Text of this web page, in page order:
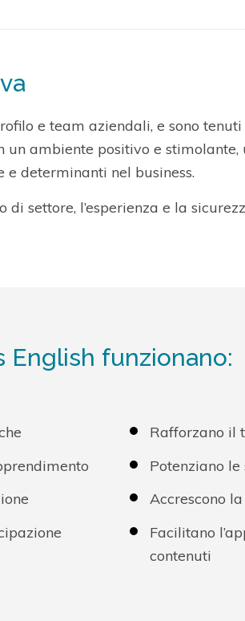
e team aziendali, e sono
un ambiente positivo e
e determinanti nel business.
settore, l’esperienza e la
English funzionano:
Rafforzano il
Potenziano
Accrescono
Facilitano
contenuti